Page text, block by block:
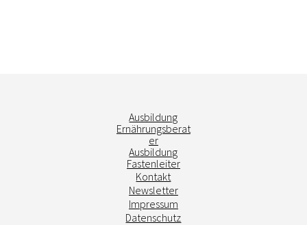
Ausbildung
Ernährungsberat
er
Ausbildung
Fastenleiter
Kontakt
Newsletter
Impressum
Datenschutz